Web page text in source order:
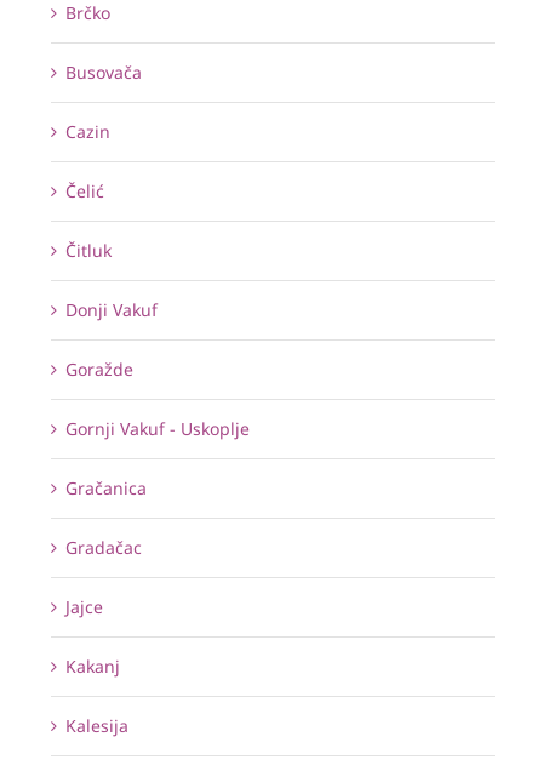
Brčko
Busovača
Cazin
Čelić
Čitluk
Donji Vakuf
Goražde
Gornji Vakuf - Uskoplje
Gračanica
Gradačac
Jajce
Kakanj
Kalesija